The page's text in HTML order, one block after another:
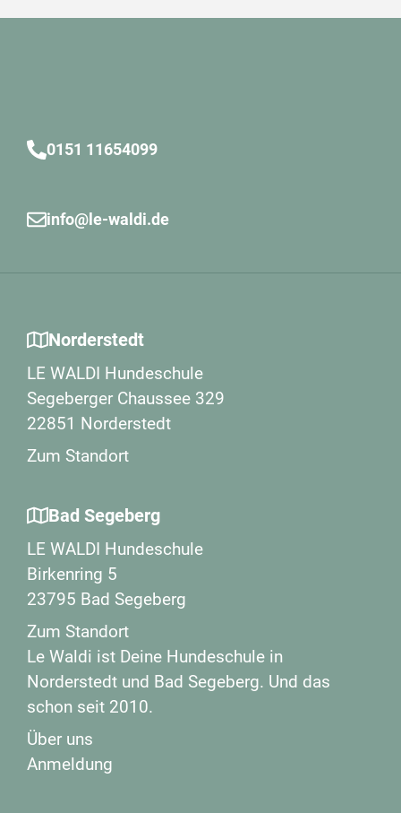
0151 11654099
info@le-waldi.de
Norderstedt
LE WALDI Hundeschule
Segeberger Chaussee 329
22851 Norderstedt
Zum Standort
Bad Segeberg
LE WALDI Hundeschule
Birkenring 5
23795 Bad Segeberg
Zum Standort
Le Waldi ist Deine Hundeschule in
Norderstedt und Bad Segeberg. Und das
schon seit 2010.
Über uns
Anmeldung